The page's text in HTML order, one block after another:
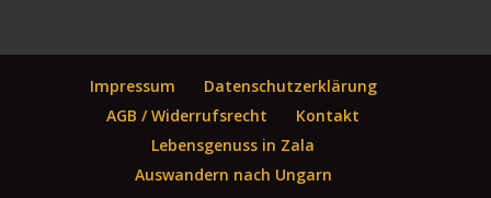
Impressum
Datenschutzerklärung
AGB / Widerrufsrecht
Kontakt
Lebensgenuss in Zala
Auswandern nach Ungarn